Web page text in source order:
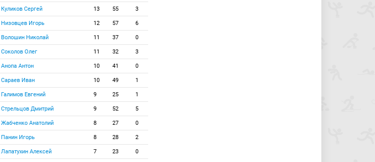
Куликов Сергей 13 55 3
Низовцев Игорь 12 57 6
Волошин Николай 11 37 0
Соколов Олег 11 32 3
Анопа Антон 10 41 0
Сараев Иван 10 49 1
Галимов Евгений 9 25 1
Стрельцов Дмитрий 9 52 5
Жабченко Анатолий 8 27 0
Панин Игорь 8 28 2
Лапатухин Алексей 7 23 0